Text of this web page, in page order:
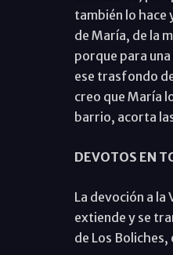
también lo hace
de María, de la
porque para
ese trasfondo
creo que María
barrio, acorta
DEVOTOS EN
La devoción a
extiende y se
de Los Boliches,